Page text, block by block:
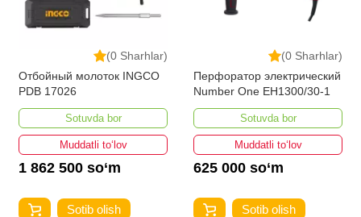
(0 Sharhlar)
Отбойный молоток INGCO
PDB 17026
Sotuvda bor
Muddatli to‘lov
1 862 500 so‘m
Sotib olish
(0 Sharhlar)
Перфоратор электрический
Number One EH1300/30-1
Sotuvda bor
Muddatli to‘lov
625 000 so‘m
Sotib olish